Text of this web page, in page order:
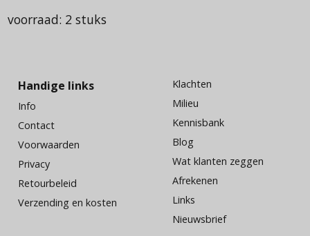
voorraad: 2 stuks
Handige links
Info
Contact
Voorwaarden
Privacy
Retourbeleid
Verzending en kosten
Klachten
Milieu
Kennisbank
Blog
Wat klanten zeggen
Afrekenen
Links
Nieuwsbrief